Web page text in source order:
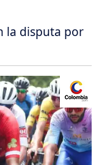
la disputa por